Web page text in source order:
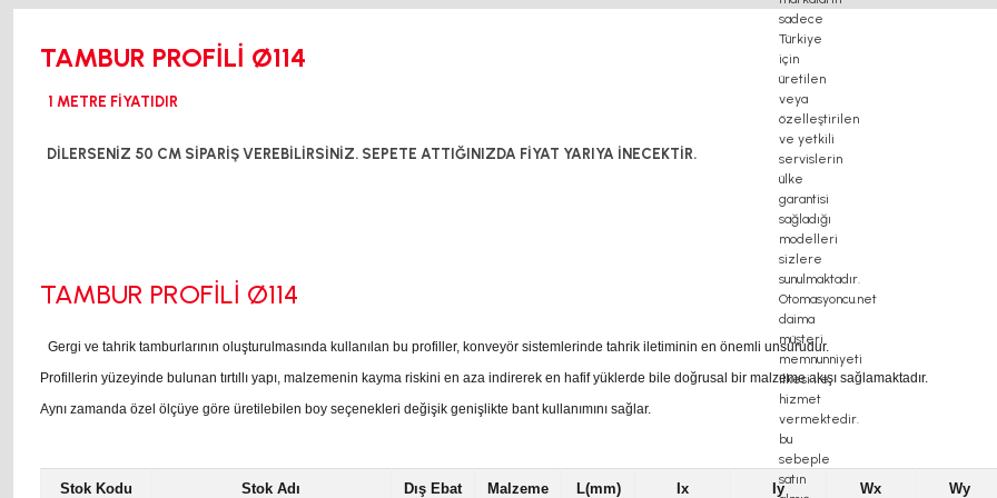
TAMBUR PROFİLİ Ø114
1 METRE FİYATIDIR
DİLERSENİZ 50 CM SİPARİŞ VEREBİLİRSİNİZ. SEPETE ATTIĞINIZDA FİYAT YARIYA İNECEKTİR.
TAMBUR PROFİLİ Ø114
Gergi ve tahrik tamburlarının oluşturulmasında kullanılan bu profiller, konveyör sistemlerinde tahrik iletiminin en önemli unsurudur.
Profillerin yüzeyinde bulunan tırtıllı yapı, malzemenin kayma riskini en aza indirerek en hafif yüklerde bile doğrusal bir malzeme akışı sağlamaktadır.
Aynı zamanda özel ölçüye göre üretilebilen boy seçenekleri değişik genişlikte bant kullanımını sağlar.
Stok Kodu Stok Adı Dış Ebat Malzeme L(mm) Ix Iy Wx Wy